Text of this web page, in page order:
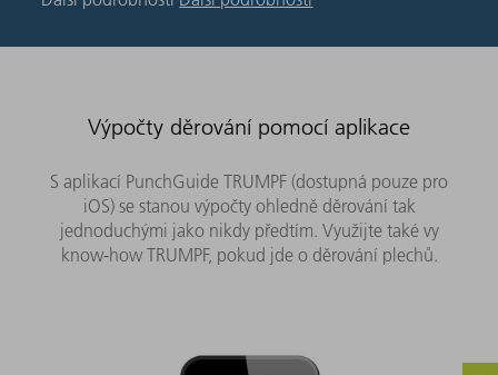
Výpočty děrování pomocí aplikace
S aplikací PunchGuide TRUMPF (dostupná pouze pro
iOS) se stanou výpočty ohledně děrování tak
jednoduchými jako nikdy předtím. Využijte také vy
know-how TRUMPF, pokud jde o děrování plechů.